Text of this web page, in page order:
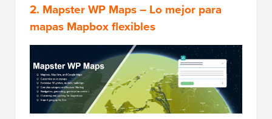
2. Mapster WP Maps – Lo mejor para
mapas Mapbox flexibles